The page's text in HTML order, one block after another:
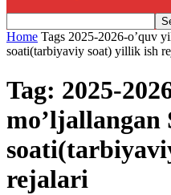
Home Tags 2025-2026-o’quv
soati(tarbiyaviy soat) yillik ish
Tag: 2025-
mo’ljallangan
rejalari